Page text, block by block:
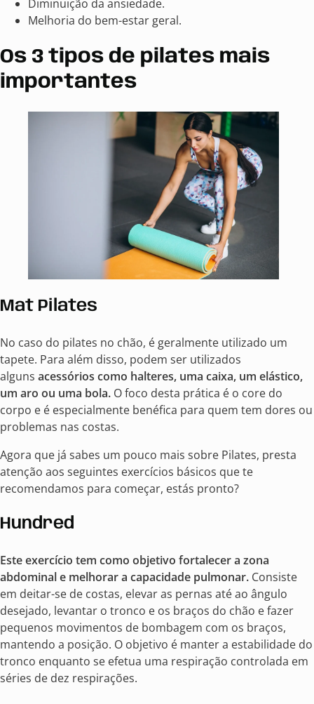
Diminuição da ansiedade.
Melhoria do bem-estar geral.
Os 3 tipos de pilates mais
importantes
Mat Pilates
No caso do pilates no chão, é geralmente utilizado um
tapete. Para além disso, podem ser utilizados
alguns acessórios como halteres, uma caixa, um elástico,
um aro ou uma bola. O foco desta prática é o core do
corpo e é especialmente benéfica para quem tem dores ou
problemas nas costas.
Agora que já sabes um pouco mais sobre Pilates, presta
atenção aos seguintes exercícios básicos que te
recomendamos para começar, estás pronto?
Hundred
Este exercício tem como objetivo fortalecer a zona
abdominal e melhorar a capacidade pulmonar. Consiste
em deitar-se de costas, elevar as pernas até ao ângulo
desejado, levantar o tronco e os braços do chão e fazer
pequenos movimentos de bombagem com os braços,
mantendo a posição. O objetivo é manter a estabilidade do
tronco enquanto se efetua uma respiração controlada em
séries de dez respirações.